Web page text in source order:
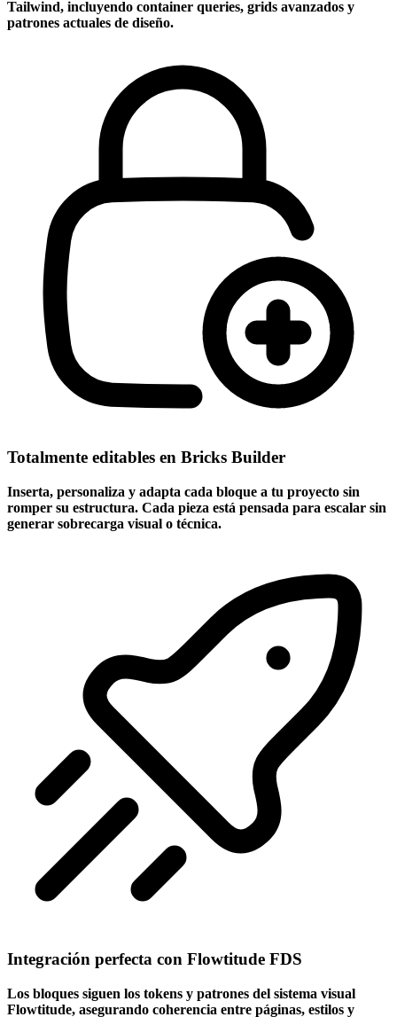
Tailwind, incluyendo container queries, grids avanzados y
patrones actuales de diseño.
Totalmente editables en Bricks Builder
Inserta, personaliza y adapta cada bloque a tu proyecto sin
romper su estructura. Cada pieza está pensada para escalar sin
generar sobrecarga visual o técnica.
Integración perfecta con Flowtitude FDS
Los bloques siguen los tokens y patrones del sistema visual
Flowtitude, asegurando coherencia entre páginas, estilos y